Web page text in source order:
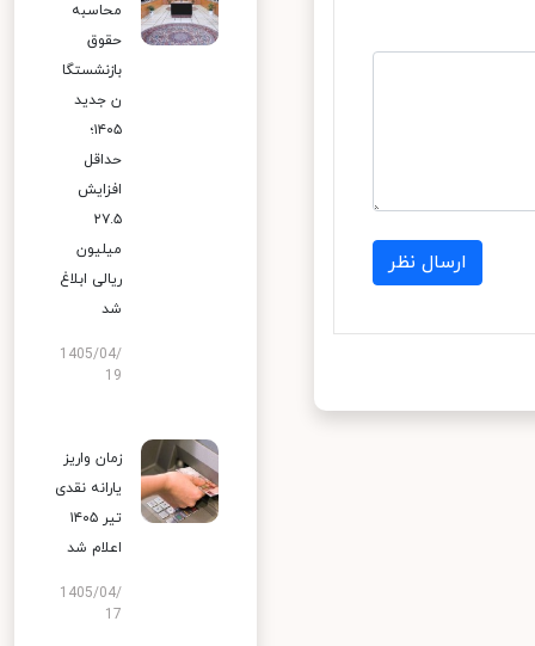
ارسال نظر
محاسبه
حقوق
بازنشستگا
ن جدید
۱۴۰۵؛
حداقل
افزایش
۲۷.۵
میلیون
ریالی ابلاغ
شد
1405/04/
19
زمان واریز
یارانه نقدی
تیر ۱۴۰۵
اعلام شد
1405/04/
17